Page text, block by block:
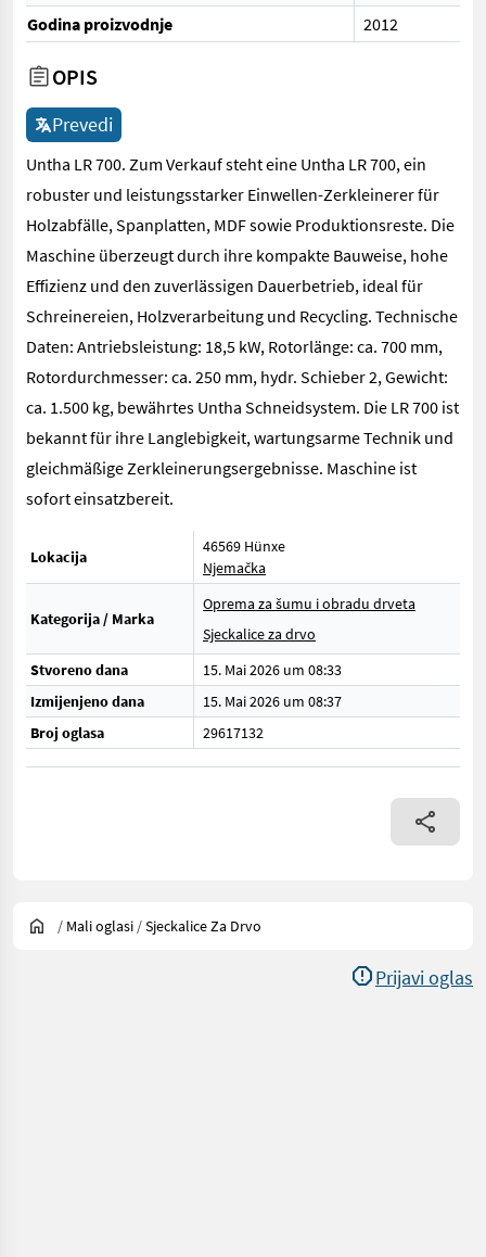
Godina proizvodnje
2012
OPIS
Prevedi
Untha LR 700. Zum Verkauf steht eine Untha LR 700, ein
robuster und leistungsstarker Einwellen-Zerkleinerer für
Holzabfälle, Spanplatten, MDF sowie Produktionsreste. Die
Maschine überzeugt durch ihre kompakte Bauweise, hohe
Effizienz und den zuverlässigen Dauerbetrieb, ideal für
Schreinereien, Holzverarbeitung und Recycling. Technische
Daten: Antriebsleistung: 18,5 kW, Rotorlänge: ca. 700 mm,
Rotordurchmesser: ca. 250 mm, hydr. Schieber 2, Gewicht:
ca. 1.500 kg, bewährtes Untha Schneidsystem. Die LR 700 ist
bekannt für ihre Langlebigkeit, wartungsarme Technik und
gleichmäßige Zerkleinerungsergebnisse. Maschine ist
sofort einsatzbereit.
Lokacija
46569 Hünxe
Njemačka
Kategorija / Marka
Oprema za šumu i obradu drveta
Sjeckalice za drvo
Stvoreno dana
15. Mai 2026 um 08:33
Izmijenjeno dana
15. Mai 2026 um 08:37
Broj oglasa
29617132
/ Mali oglasi /Sjeckalice Za Drvo
Prijavi oglas